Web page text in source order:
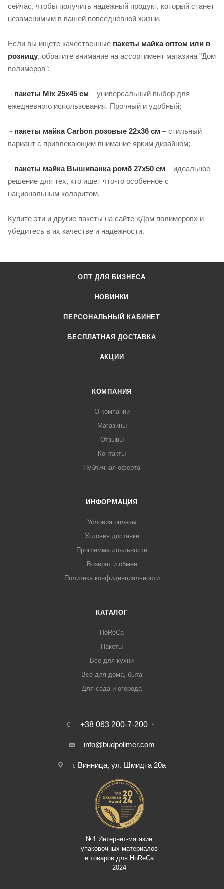
сейчас, чтобы получить надежный продукт, который станет
незаменимым в вашей повседневной жизни.
Если вы ищете качественные пакеты майка оптом или в
розницу, обратите внимание на ассортимент магазина "Дом
полимеров":
- пакеты Mix 25х45 см – универсальный выбор для
ежедневного использования. Прочный и удобный;
- пакеты майка Carbon розовые 22х36 см – стильный
вариант с привлекающим внимание ярким дизайном;
- пакеты майка Вышиванка ромб 27х50 см – идеальное
решение для тех, кто ищет что-то особенное с
национальным колоритом.
Купите эти и другие пакеты на сайте «Дом полимеров» и
убедитесь в их качестве и надежности.
ОПТ ДЛЯ БИЗНЕСА
НОВИНКИ
ПЕРСОНАЛЬНЫЙ КАБИНЕТ
БЕСПЛАТНАЯ ДОСТАВКА
АКЦИИ
КОМПАНИЯ
О компании
Магазины
Отзывы
Контакты
Публичная оферта
ИНФОРМАЦИЯ
Условия оплаты
Условия доставки
Программа лояльности
Возврат и обмен
Политика конфиденциальности
КАТАЛОГ
HoReCa
Пакеты
Все для кухни
Все для дома, быта
Для сада и огорода
+38 063 200-7-200
info@budpolimer.com
г. Винница, ул. Шмидта 20а
№1 Интернет-магазин
упаковочных материалов
и товаров для HoReCa
2024